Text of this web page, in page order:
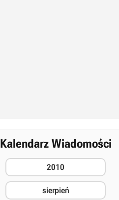
Kalendarz Wiadomości
2010
sierpień